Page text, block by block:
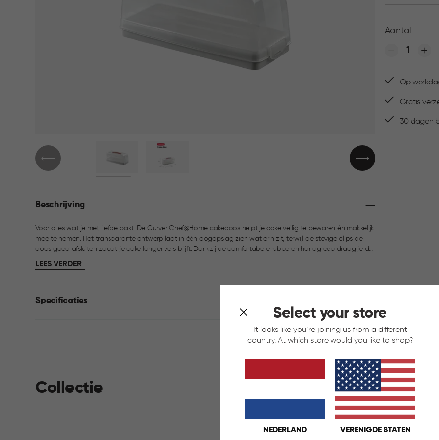
Select your store
It looks like you’re joining us from a different
country. At which store would you like to shop?
NEDERLAND VERENIGDE STATEN
Aantal
Quantity:
Op
Gratis
30 dagen
Beschrijving
Voor alles wat je met liefde bakt. De Curver Chef@Home cakedoos helpt je cake veilig te bewaren én makkelijk
mee te nemen. Het transparante ontwerp laat in één oogopslag zien wat erin zit, terwijl de stevige clips de
doos goed afsluiten zodat je cake langer vers blijft. Dankzij de comfortabele rubberen handgreep draag je de
cakedoos eenvoudig mee. Mooi te combineren met de bijpassende taartdozen uit de Chef@Home serie.
LEES VERDER
Specificaties
Collectie